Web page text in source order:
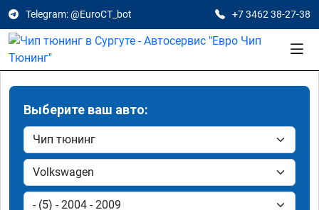
Telegram: @EuroCT_bot +7 3462 38-27-38
Выберите ваш авто: